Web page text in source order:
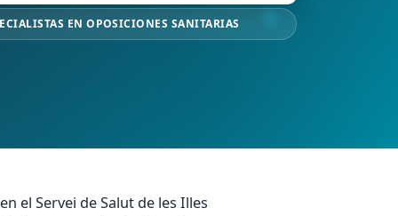
EN OPOSICIONES SANITARIAS
el Servei de Salut de les Illes